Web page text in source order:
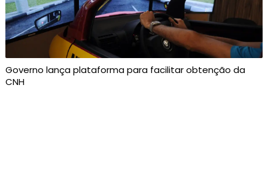
Governo lança plataforma para facilitar obtenção da
CNH